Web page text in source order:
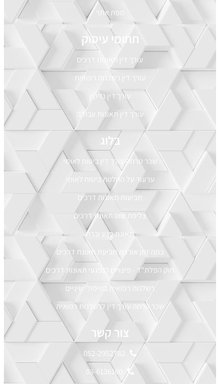
מפת אתר
תחומי עיסוק
עורך דין תאונות דרכים
עורך דין רשלנות רפואית
עורך דין נזיקין
עורך דין תאונות עבודה
בלוג
שכר טרחה עורך דין ביטוח לאומי
ערעור על החלטת ביטוח לאומי
תביעות תאונות דרכים
צליפת שוט תאונת דרכים
תאונת פגע וברח
כמה זמן אורכת תביעת תאונת דרכים
חוק הפלת"ד - פיצויים לנפגעי תאונות דרכים
רשלנות רפואית בטיפולי שיניים
שכר טרחה עורך דין לרשלנות רפואית
צור קשר
052-2952782
03-6136160